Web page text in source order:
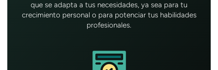
que se adapta a tus necesidades, ya sea para tu
crecimiento personal o para potenciar tus habilidades
profesionales.